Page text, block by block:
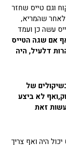
וגם טייס שחזר
שהמריא,
עשה כן ועמד
אם שגה הטייס
דלעיל, היה
של
לא ביצע
זאת
היה ואף צריך